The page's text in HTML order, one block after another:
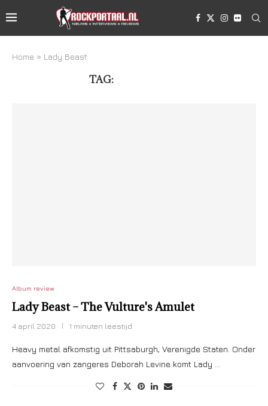
Home » Lady Beast
TAG:
Album review
Lady Beast – The Vulture's Amulet
4 april 2020 1 minuten leestijd
Heavy metal afkomstig uit Pittsaburgh, Verenigde Staten. Onder
aanvoering van zangeres Deborah Levine komt Lady …